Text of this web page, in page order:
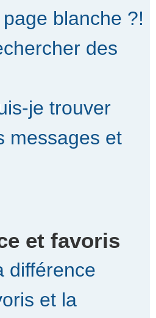
blanche ?!
des
je trouver
messages et
et favoris
différence
et la